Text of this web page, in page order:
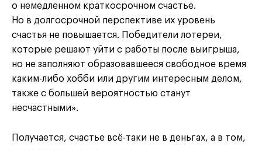
о немедленном краткосрочном счастье.
Но в долгосрочной перспективе их уровень
счастья не повышается. Победители лотереи,
которые решают уйти с работы после выигрыша,
но не заполняют образовавшееся свободное время
каким-либо хобби или другим интересным делом,
также с большей вероятностью станут
несчастными».
Получается, счастье всё-таки не в деньгах, а в том,